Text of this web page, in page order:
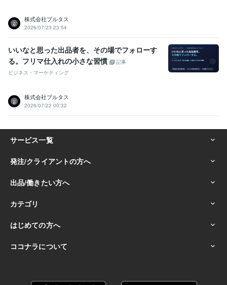
株式会社プルタス
2026/07/23 23:54
いいなと思った出品者を、その場でフォローす
る。フリマ仕入れの小さな習慣
記事
ビジネス・マーケティング
株式会社プルタス
2026/07/22 00:32